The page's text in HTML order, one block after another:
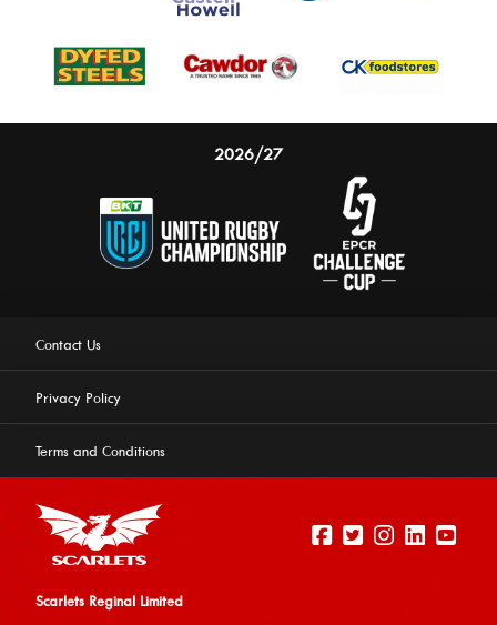
2026/27
Contact Us
Privacy Policy
Terms and Conditions
Scarlets Reginal Limited